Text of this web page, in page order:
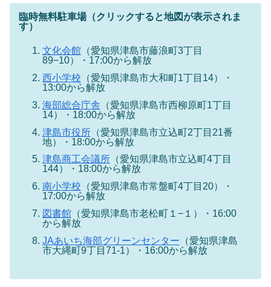
臨時無料駐車場（クリックすると地図が表示されま
す）
文化会館（愛知県津島市藤浪町3丁目
89−10）・17:00から解放
西小学校 （愛知県津島市大和町1丁目14）・
13:00から解放
海部総合庁舎 （愛知県津島市西柳原町1丁目
14）・18:00から解放
津島市役所（愛知県津島市立込町2丁目21番
地）・18:00から解放
津島商工会議所（愛知県津島市立込町4丁目
144）・18:00から解放
南小学校 （愛知県津島市常盤町4丁目20）・
17:00から解放
図書館（愛知県津島市老松町１−１）・16:00
から解放
JAあいち海部グリーンセンター （愛知県津島
市大縄町9丁目71-1）・16:00から解放